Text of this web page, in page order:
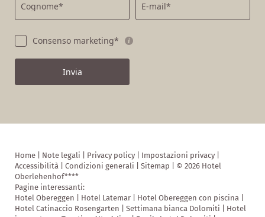
Cognome* E-mail*
Consenso marketing*
Invia
Home Note legali Privacy policy Impostazioni privacy
Accessibilità
Condizioni generali Sitemap
© 2026 Hotel
Oberlehenhof****
Pagine interessanti:
Hotel Obereggen
Hotel Latemar Hotel Obereggen con piscina
Hotel Catinaccio Rosengarten
Settimana bianca Dolomiti
Hotel